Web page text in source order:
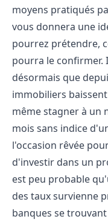
moyens pratiqués
vous donnera une
pourrez prétendre,
pourra le confirmer.
désormais que
immobiliers
même stagner à un
mois sans indice
l'occasion rêvée
d'investir dans un
est peu probable
des taux survienne
banques se